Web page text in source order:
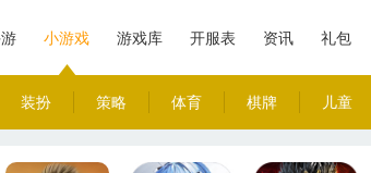
小游戏
装扮 策略 体育 棋牌 儿童
游戏库 开服表 资讯 礼包